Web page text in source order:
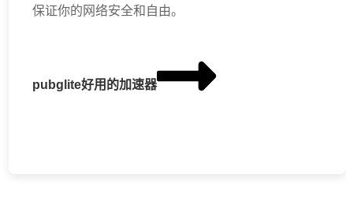
保证你的网络安全和自由。
pubglite好用的加速器